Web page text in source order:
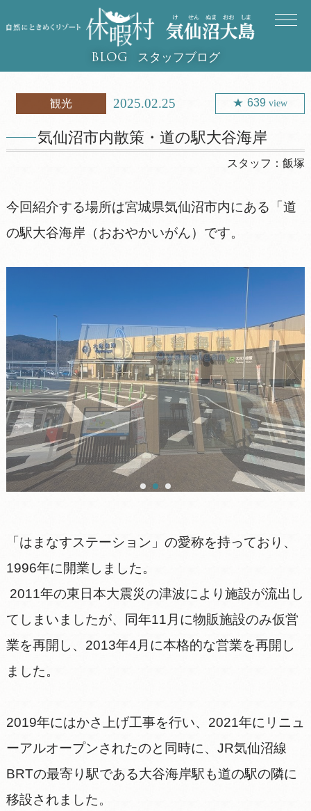
BLOG スタッフブログ
観光 2025.02.25 639 view
気仙沼市内散策・道の駅大谷海岸
スタッフ：飯塚
今回紹介する場所は宮城県気仙沼市内にある「道
の駅大谷海岸（おおやかいがん）です。
「はまなすステーション」の愛称を持っており、
1996年に開業しました。
2011年の東日本大震災の津波により施設が流出し
てしまいましたが、同年11月に物販施設のみ仮営
業を再開し、2013年4月に本格的な営業を再開し
ました。
2019年にはかさ上げ工事を行い、2021年にリニュ
ーアルオープンされたのと同時に、JR気仙沼線
BRTの最寄り駅である大谷海岸駅も道の駅の隣に
移設されました。